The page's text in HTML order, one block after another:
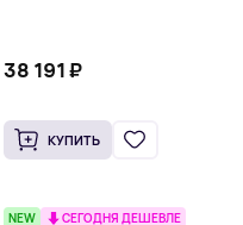
38 191 ₽
КУПИТЬ
NEW СЕГОДНЯ ДЕШЕВЛЕ